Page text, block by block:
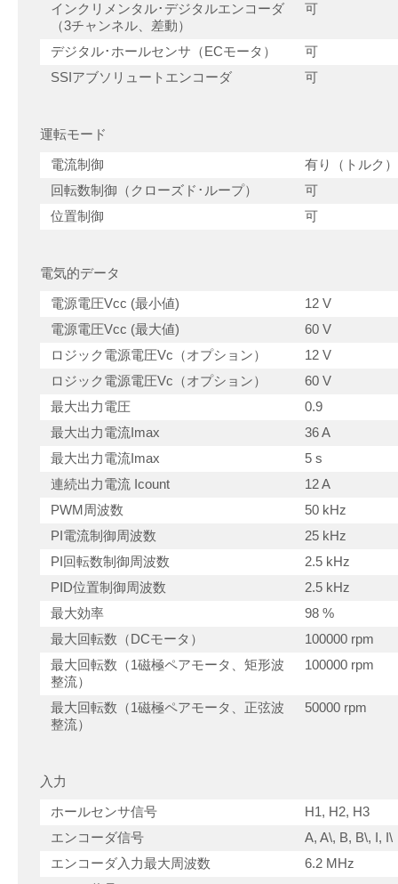
インクリメンタル･デジタルエンコーダ
（3チャンネル、差動）
可
デジタル･ホールセンサ（ECモータ）
可
SSIアブソリュートエンコーダ
可
運転モード
電流制御
有り（トルク）
回転数制御（クローズド･ループ）
可
位置制御
可
電気的データ
電源電圧Vcc (最小値)
12 V
電源電圧Vcc (最大値)
60 V
ロジック電源電圧Vc（オプション）
12 V
ロジック電源電圧Vc（オプション）
60 V
最大出力電圧
0.9
最大出力電流Imax
36 A
最大出力電流Imax
5 s
連続出力電流 Icount
12 A
PWM周波数
50 kHz
PI電流制御周波数
25 kHz
PI回転数制御周波数
2.5 kHz
PID位置制御周波数
2.5 kHz
最大効率
98 %
最大回転数（DCモータ）
100000 rpm
最大回転数（1磁極ペアモータ、矩形波
整流）
100000 rpm
最大回転数（1磁極ペアモータ、正弦波
整流）
50000 rpm
入力
ホールセンサ信号
H1, H2, H3
エンコーダ信号
A, A\, B, B\, I, I\
エンコーダ入力最大周波数
6.2 MHz